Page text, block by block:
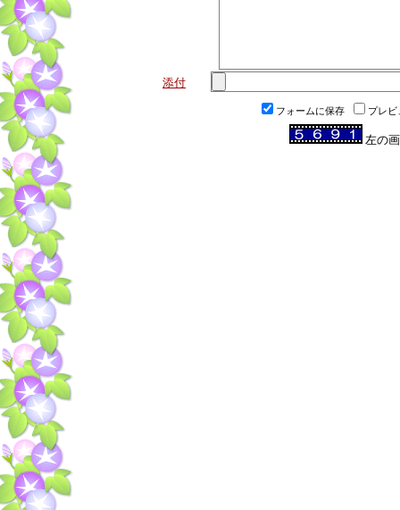
添付
フォームに保存 プレビ
左の